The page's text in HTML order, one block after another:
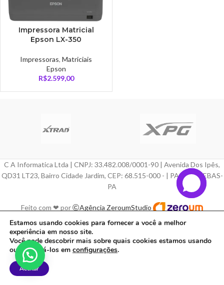
Impressora Matricial
Epson LX-350
Impressoras,Matriciais
Epson
R$2.599,00
C A Informatica Ltda | CNPJ: 33.482.008/0001-90 | Avenida Dos Ipês,
QD31 LT23, Bairro Cidade Jardim, CEP: 68.515-000 - | PARAUAPEBAS-
PA
Feito com ❤ por Agência ZeroumStudio
Estamos usando cookies para fornecer a você a melhor
experiência em nosso site.
Você pode descobrir mais sobre quais cookies estamos usando
ou desativá-los em configurações.
Aceitar